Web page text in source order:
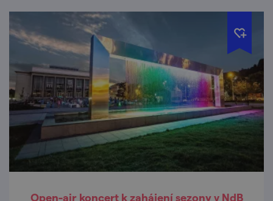
Open-air koncert k zahájení sezony v NdB